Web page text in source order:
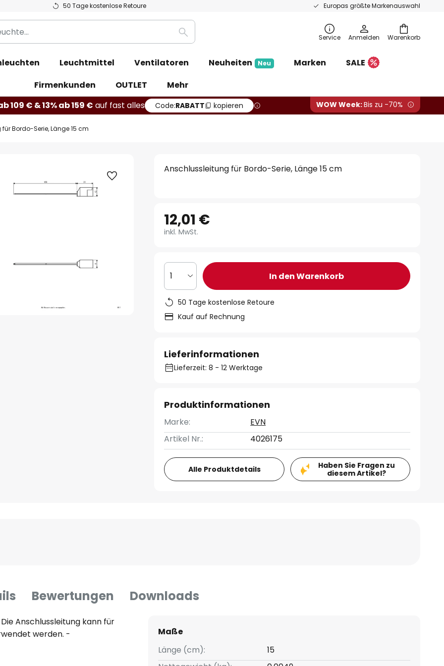
50 Tage kostenlose Retoure Europas größte Markenauswahl
Warenkorb
Suche Service Anmelden
Leuchtmittel Ventilatoren Neuheiten Neu Marken
SALE
Firmenkunden
OUTLET
Mehr
109 € & 13% ab 159 € auf fast alles Code:RABATT kopieren WOW Week:Bis zu -70%
Bordo-Serie, Länge 15 cm
Anschlussleitung für Bordo-Serie, Länge 15 cm
12,01 €
inkl. MwSt.
1 In den Warenkorb
50 Tage kostenlose Retoure
Kauf auf Rechnung
Lieferinformationen
Lieferzeit: 8 - 12 Werktage
Produktinformationen
Marke:
EVN
Artikel Nr.:
4026175
Alle Produktdetails
Haben Sie Fragen zu
diesem Artikel?
Bewertungen Downloads
Anschlussleitung kann für
werden. -
Maße
Länge (cm):
15